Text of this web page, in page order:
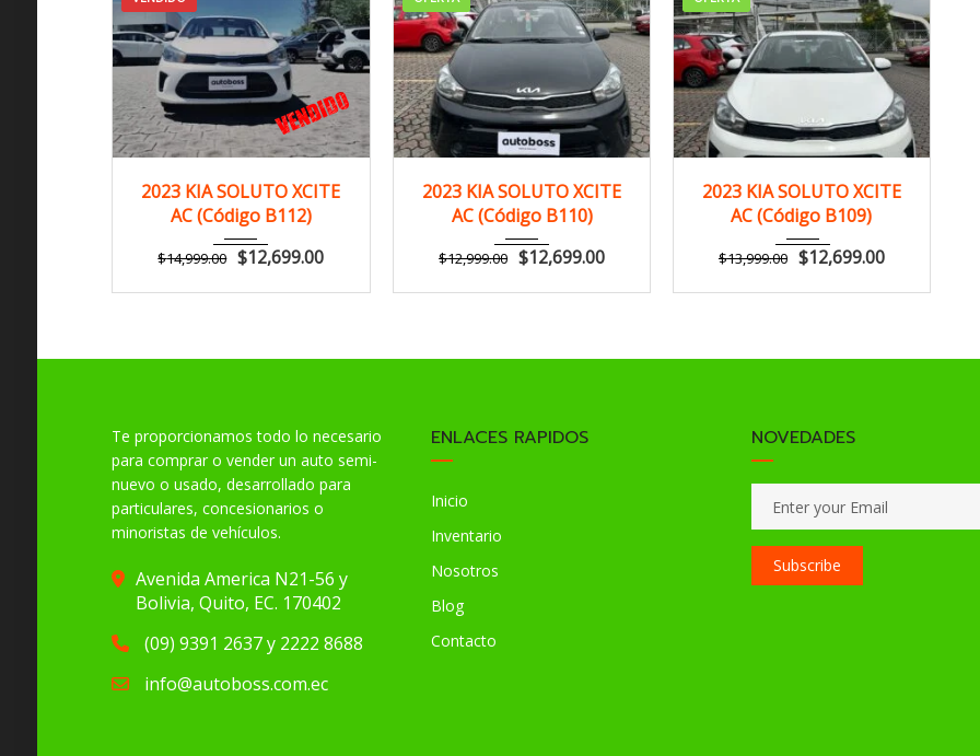
2023
Manua...
120,000 km
2023 KIA SOLUTO XCITE
AC (Código B112)
$14,999.00 $12,699.00
2023
Manua...
121,000 km
2023 KIA SOLUTO XCITE
AC (Código B110)
$12,999.00 $12,699.00
2023
Manua...
125,000 km
2023 KIA SOLUTO XCITE
AC (Código B109)
$13,999.00 $12,699.00
Te proporcionamos todo lo necesario
para comprar o vender un auto semi-
nuevo o usado, desarrollado para
particulares, concesionarios o
minoristas de vehículos.
Avenida America N21-56 y
Bolivia, Quito, EC. 170402
(09) 9391 2637 y 2222 8688
info@autoboss.com.ec
ENLACES RAPIDOS
Inicio
Inventario
Nosotros
Blog
Contacto
NOVEDADES
Subscribe